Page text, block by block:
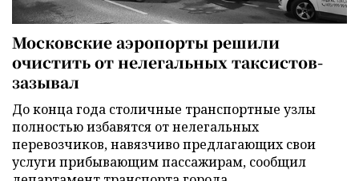
Московские аэропорты решили
очистить от нелегальных таксистов-
зазывал
До конца года столичные транспортные узлы
полностью избавятся от нелегальных
перевозчиков, навязчиво предлагающих свои
услуги прибывающим пассажирам, сообщил